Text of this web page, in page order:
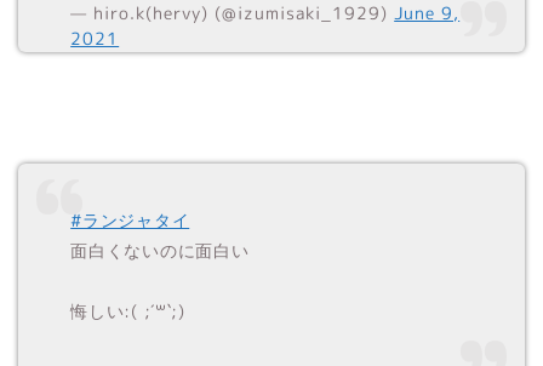
— hiro.k(hervy) (@izumisaki_1929)June 9,
2021
#ランジャタイ
面白くないのに面白い
悔しい:( ;´꒳`;)